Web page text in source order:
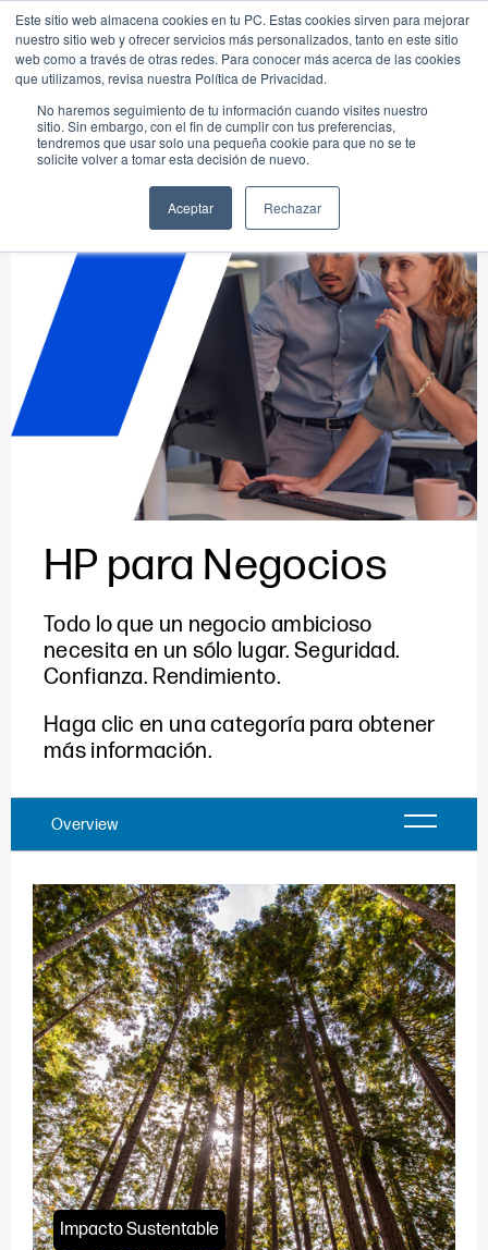
Este sitio web almacena cookies en tu PC. Estas cookies sirven para mejorar
nuestro sitio web y ofrecer servicios más personalizados, tanto en este sitio
web como a través de otras redes. Para conocer más acerca de las cookies
que utilizamos, revisa nuestra Política de Privacidad.
No haremos seguimiento de tu información cuando visites nuestro
sitio. Sin embargo, con el fin de cumplir con tus preferencias,
tendremos que usar solo una pequeña cookie para que no se te
solicite volver a tomar esta decisión de nuevo.
Aceptar Rechazar